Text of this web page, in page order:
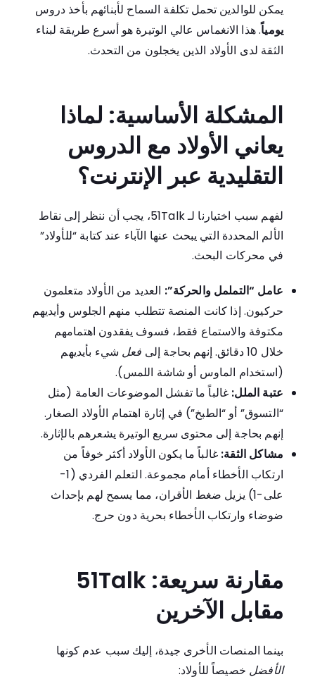
يمكن للوالدين تحمل تكلفة السماح لأبنائهم بأخذ دروس
يومياً. هذا الانغماس عالي الوتيرة هو أسرع طريقة لبناء
الثقة لدى الأولاد الذين يخجلون من التحدث.
المشكلة الأساسية: لماذا
يعاني الأولاد مع الدروس
التقليدية عبر الإنترنت؟
لفهم سبب اختيارنا لـ51Talk، يجب أن ننظر إلى نقاط
الألم المحددة التي يبحث عنها الآباء عند كتابة “للأولاد”
في محركات البحث.
عامل “التململ والحركة”: العديد من الأولاد متعلمون
حركيون. إذا كانت المنصة تتطلب منهم الجلوس وأيديهم
مكتوفة والاستماع فقط، فسوف يفقدون اهتمامهم
خلال 10 دقائق. إنهم بحاجة إلى
فعل شيء بأيديهم
(استخدام الماوس أو شاشة اللمس).
عتبة الملل: غالباً ما تفشل الموضوعات العامة (مثل
“التسوق” أو “الطبخ”) في إثارة اهتمام الأولاد الصغار.
إنهم بحاجة إلى محتوى سريع الوتيرة يشعرهم بالإثارة.
مشاكل الثقة: غالباً ما يكون الأولاد أكثر خوفاً من
ارتكاب الأخطاء أمام مجموعة. التعلم الفردي (1-
على-1) يزيل ضغط الأقران، مما يسمح لهم بإحداث
ضوضاء وارتكاب الأخطاء بحرية دون حرج.
مقارنة سريعة: 51Talk
مقابل الآخرين
بينما المنصات الأخرى جيدة، إليك سبب عدم كونها
الأفضل خصيصاً للأولاد: